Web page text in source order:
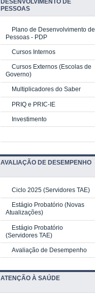
DESENVOLVIMENTO DE
PESSOAS
Plano de Desenvolvimento de
Pessoas - PDP
Cursos Internos
Cursos Externos (Escolas de
Governo)
Multiplicadores do Saber
PRIQ e PRIC-IE
Investimento
AVALIAÇÃO DE DESEMPENHO
Ciclo 2025 (Servidores TAE)
Estágio Probatório (Novas
Atualizações)
Estágio Probatório
(Servidores TAE)
Avaliação de Desempenho
ATENÇÃO À SAÚDE